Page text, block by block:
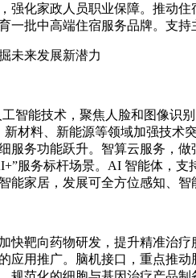
强化家政人员职业保障。推动
一批中高端住宿服务品牌。支持
未来发展新潜力
智能技术，聚焦人脸和图像识
材料、新能源等领域加强技
服务功能跃升。智算云服务，
服务标杆场景。AI 智能体，
能家居，发展可全方位感知、
快靶向药物研发，提升精准治
应用推广。脑机接口，重点推